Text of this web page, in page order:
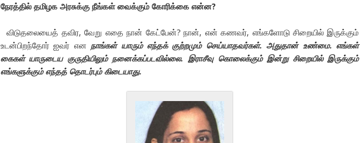
நேரத்தில் தமிழக அரசுக்கு நீங்கள் வைக்கும் கோரிக்கை என்ன?
விடுதலையைத் தவிர, வேறு எதை நான் கேட்பேன்? நான், என் கணவர், எங்களோடு சிறையில் இருக்கும்
உடன்பிறந்தோர் ஐவர் எனநாங்கள் யாரும் எந்தக் குற்றமும் செய்யாதவர்கள். அதுதான் உண்மை. எங்கள்
கைகள் யாருடைய குருதியிலும் நனைக்கப்படவில்லை. இராசீவு கொலைக்கும் இன்று சிறையில்இருக்கும்
எங்களுக்கும் எந்தத் தொடர்பும் கிடையாது.